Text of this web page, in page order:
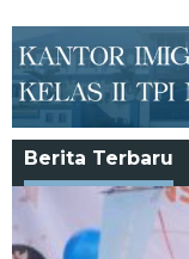
Berita Terbaru